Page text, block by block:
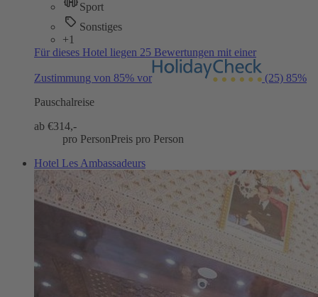
Sport
Sonstiges
+1
Für dieses Hotel liegen 25 Bewertungen mit einer
Zustimmung von 85% vor (25) 85%
Pauschalreise
ab €314,-
pro PersonPreis pro Person
Hotel Les Ambassadeurs